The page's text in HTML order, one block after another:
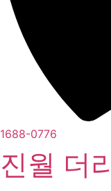
1688-0776
진월 더